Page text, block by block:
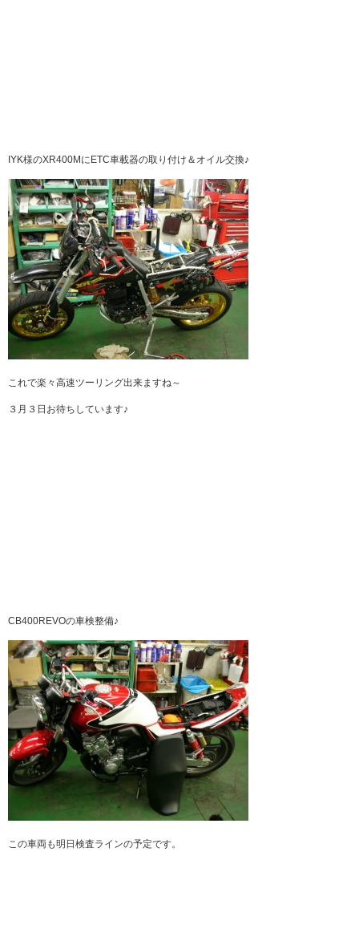
IYK様のXR400MにETC車載器の取り付け＆オイル交換♪
これで楽々高速ツーリング出来ますね～
３月３日お待ちしています♪
CB400REVOの車検整備♪
この車両も明日検査ラインの予定です。